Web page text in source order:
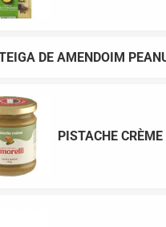
DE AMENDOIM
PISTACHE